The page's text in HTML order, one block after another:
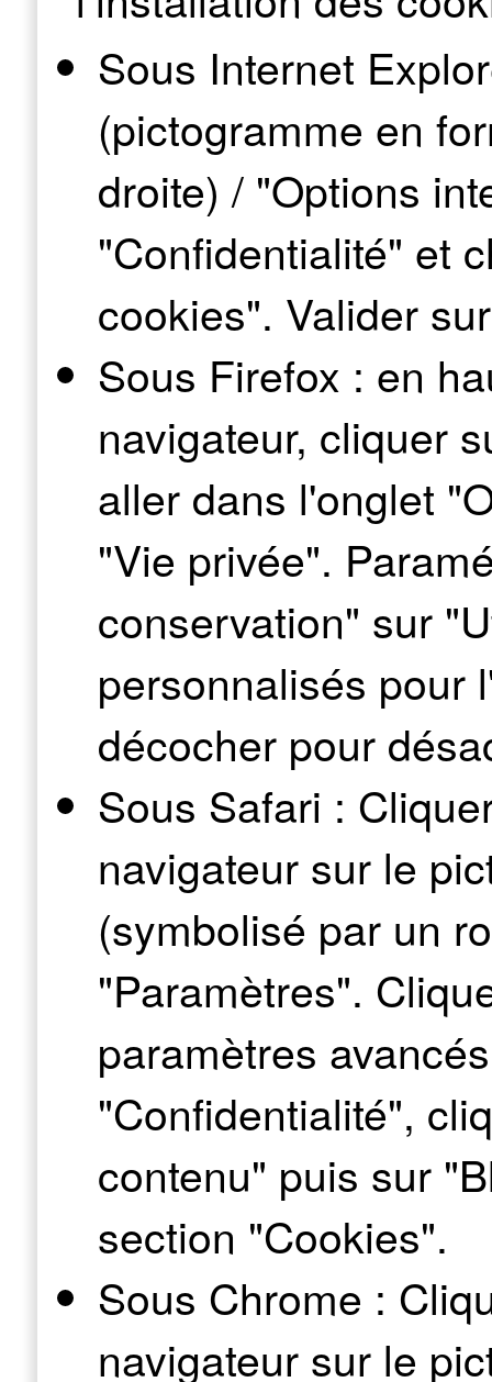
Sous Internet
(pictogramme en
droite) / "Options
"Confidentialité" et
cookies". Valider
Sous Firefox : en
navigateur, cliquer
aller dans l'onglet
"Vie privée".
conservation" sur
personnalisés pour
décocher pour
Sous Safari :
navigateur sur le
(symbolisé par un
"Paramètres".
paramètres
"Confidentialité",
contenu" puis sur
section "Cookies".
Sous Chrome :
navigateur sur le